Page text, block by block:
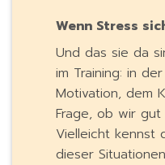
Wenn Stress
Und das sie da
im Training: in
Motivation, dem
Frage, ob wir gut
Vielleicht kennst
dieser